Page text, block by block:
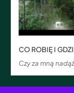
CO ROBIĘ I
Czy za mną